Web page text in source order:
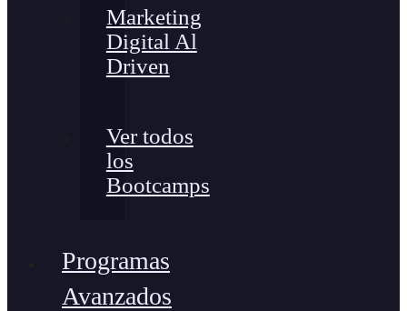
Marketing
Digital Al
Driven
Ver todos
los
Bootcamps
Programas
Avanzados